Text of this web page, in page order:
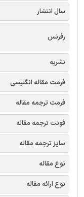
سال انتشار
رفرنس
نشریه
فرمت مقاله انگلیسی
فرمت ترجمه مقاله
فونت ترجمه مقاله
سایز ترجمه مقاله
نوع مقاله
نوع ارائه مقاله